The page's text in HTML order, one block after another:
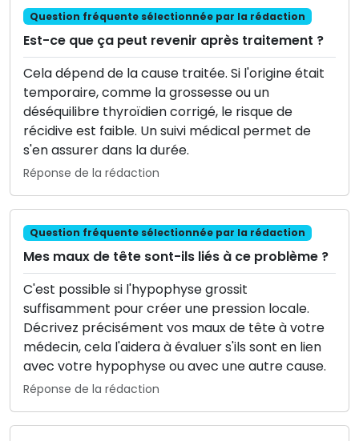
Question fréquente sélectionnée par la rédaction
Est-ce que ça peut revenir après traitement ?
Cela dépend de la cause traitée. Si l'origine était
temporaire, comme la grossesse ou un
déséquilibre thyroïdien corrigé, le risque de
récidive est faible. Un suivi médical permet de
s'en assurer dans la durée.
Réponse de la rédaction
Question fréquente sélectionnée par la rédaction
Mes maux de tête sont-ils liés à ce problème ?
C'est possible si l'hypophyse grossit
suffisamment pour créer une pression locale.
Décrivez précisément vos maux de tête à votre
médecin, cela l'aidera à évaluer s'ils sont en lien
avec votre hypophyse ou avec une autre cause.
Réponse de la rédaction